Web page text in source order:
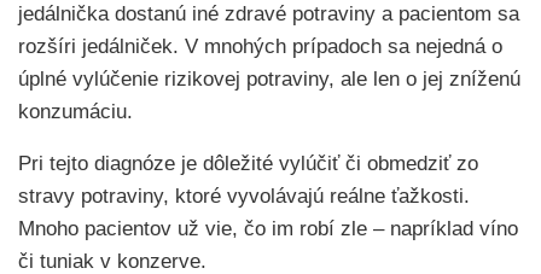
jedálnička dostanú iné zdravé potraviny a pacientom sa
rozšíri jedálniček. V mnohých prípadoch sa nejedná o
úplné vylúčenie rizikovej potraviny, ale len o jej zníženú
konzumáciu.
Pri tejto diagnóze je dôležité vylúčiť či obmedziť zo
stravy potraviny, ktoré vyvolávajú reálne ťažkosti.
Mnoho pacientov už vie, čo im robí zle – napríklad víno
či tuniak v konzerve.